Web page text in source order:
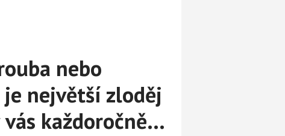
nebo
největší zloděj
každoročně